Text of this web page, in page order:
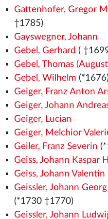
Gattenhofer, Gregor
†1785)
Gayswegner, Johann
Gebel, Gerhard (
Gebel, Thomas
Gebel, Wilhelm
Geiger, Franz Anton
Geiger, Johann
Geiger, Lucian
Geiger, Melchior
Geiler, Franz Severin
Geiss, Johann Kaspar
Geiss, Johann Valentin
Geissler, Johann
(*1730 †1770)
Geissler, Johann